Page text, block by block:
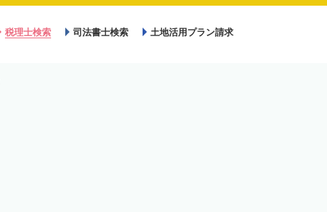
税理士検索 司法書士検索 土地活用プラン請求